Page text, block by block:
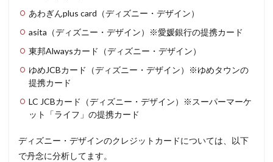
あわぎんplus card（ディズニー・デザイン）
asita（ディズニー・デザイン）※愛媛銀行の提携カード
東邦Alwaysカード（ディズニー・デザイン）
ゆめJCBカード（ディズニー・デザイン）※ゆめタウンの
提携カード
LC JCBカード（ディズニー・デザイン）※スーパーマーケ
ット「ライフ」の提携カード
ディズニー・デザインのクレジットカードについては、以下
で丹念に分析してます。